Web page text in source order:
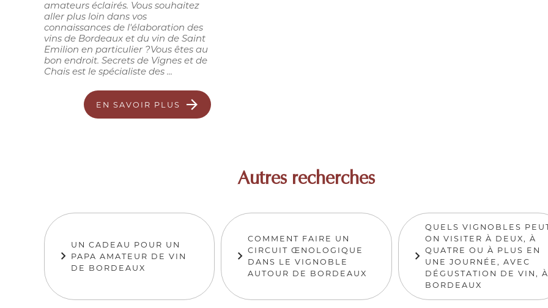
amateurs éclairés. Vous souhaitez
aller plus loin dans vos
connaissances de l'élaboration des
vins de Bordeaux et du vin de Saint
Emilion en particulier ?Vous êtes au
bon endroit. Secrets de Vignes et de
Chais est le spécialiste des ...
EN SAVOIR PLUS
Autres recherches
UN CADEAU POUR UN
PAPA AMATEUR DE VIN
DE BORDEAUX
COMMENT FAIRE UN
CIRCUIT ŒNOLOGIQUE
DANS LE VIGNOBLE
AUTOUR DE BORDEAUX
QUELS VIGNOBLES
ON VISITER À DEUX, À
QUATRE OU À PLUS EN
UNE JOURNÉE, AVEC
DÉGUSTATION DE VIN, À
BORDEAUX